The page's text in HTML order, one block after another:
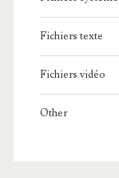
Fichiers texte
Fichiers vidéo
Other